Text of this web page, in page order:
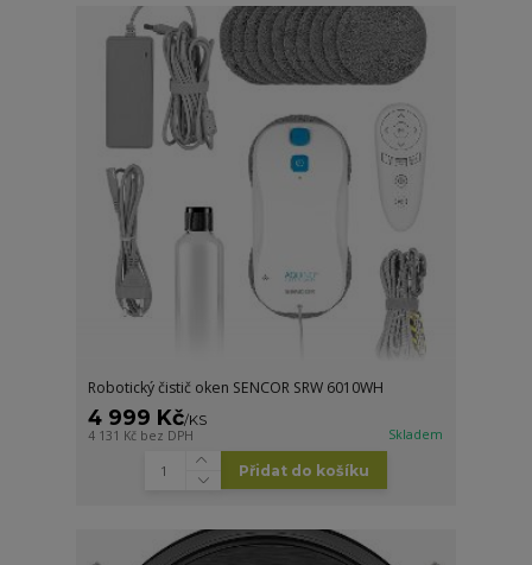
Robotický čistič oken SENCOR SRW 6010WH
4 999 Kč/KS
4 131 Kč bez DPH Skladem
Přidat do košíku